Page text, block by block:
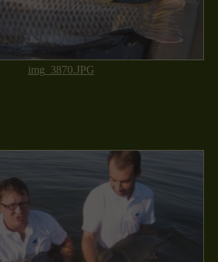
img_3870.JPG